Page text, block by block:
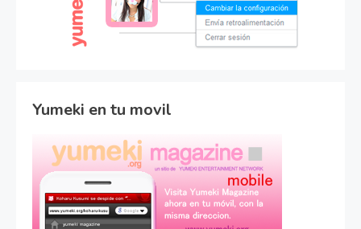
Yumeki en tu movil